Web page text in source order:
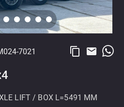
7021 content_copy email
LIFT / BOX L=5491 MM